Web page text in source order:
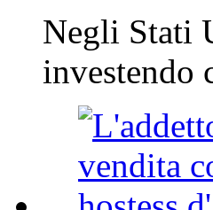
Negli Stati
investendo